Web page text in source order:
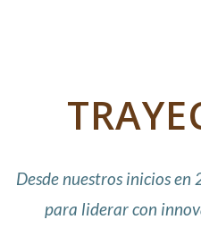
Desde nuestros inicios
para liderar con